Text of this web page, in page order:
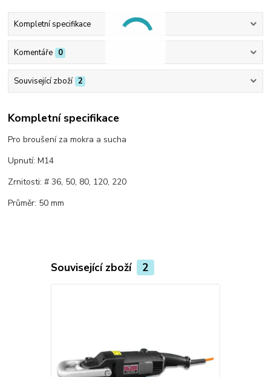
Kompletní specifikace
Komentáře 0
Související zboží 2
Kompletní specifikace
Pro broušení za mokra a sucha
Upnutí: M14
Zrnitosti: # 36, 50, 80, 120, 220
Průměr: 50 mm
Související zboží 2